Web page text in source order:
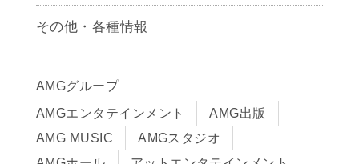
募集要項
早期出願制度・AOエントリー
入学までの流れ
学費サポート・各種制度
学費について
Q&A
その他・各種情報
アクセス
サイトポリシー
在校生・保護者の方へ
卒業生の皆様へ
AMGグループ
AMGエンタテインメント
AMG出版
AMG MUSIC
AMGスタジオ